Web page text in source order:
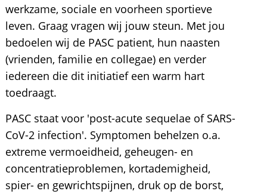
werkzame, sociale en voorheen sportieve
leven. Graag vragen wij jouw steun. Met jou
bedoelen wij de PASC patient, hun naasten
(vrienden, familie en collegae) en verder
iedereen die dit initiatief een warm hart
toedraagt.
PASC staat voor 'post-acute sequelae of SARS-
CoV-2 infection'. Symptomen behelzen o.a.
extreme vermoeidheid, geheugen- en
concentratieproblemen, kortademigheid,
spier- en gewrichtspijnen, druk op de borst,